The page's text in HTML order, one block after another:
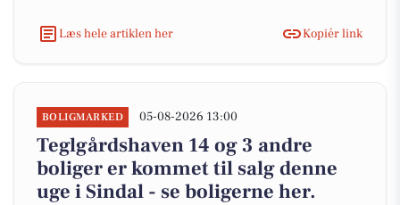
Læs hele artiklen her Kopiér link
BOLIGMARKED 05-08-2026 13:00
Teglgårdshaven 14 og 3 andre
boliger er kommet til salg denne
uge i Sindal - se boligerne her.